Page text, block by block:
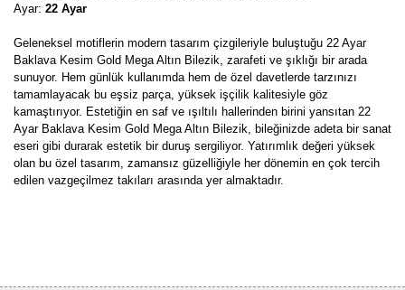
Ayar: 22 Ayar
Geleneksel motiflerin modern tasarım çizgileriyle buluştuğu 22 Ayar
Baklava Kesim Gold Mega Altın Bilezik, zarafeti ve şıklığı bir arada
sunuyor. Hem günlük kullanımda hem de özel davetlerde tarzınızı
tamamlayacak bu eşsiz parça, yüksek işçilik kalitesiyle göz
kamaştırıyor. Estetiğin en saf ve ışıltılı hallerinden birini yansıtan 22
Ayar Baklava Kesim Gold Mega Altın Bilezik, bileğinizde adeta bir sanat
eseri gibi durarak estetik bir duruş sergiliyor. Yatırımlık değeri yüksek
olan bu özel tasarım, zamansız güzelliğiyle her dönemin en çok tercih
edilen vazgeçilmez takıları arasında yer almaktadır.